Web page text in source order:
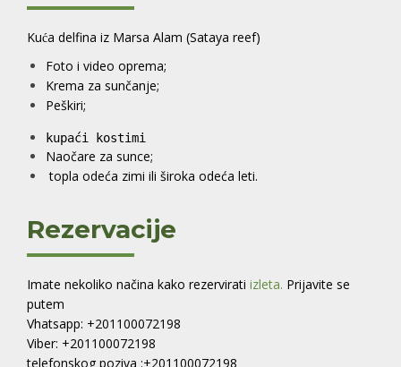
Kuća delfina iz Marsa Alam (Sataya reef)
Foto i video oprema;
Krema za sunčanje;
Peškiri;
kupaći kostimi
Naočare za sunce;
topla odeća zimi ili široka odeća leti.
Rezervacije
Imate nekoliko načina kako rezervirati izleta. Prijavite se
putem
Vhatsapp: +201100072198
Viber: +201100072198
telefonskog poziva :+201100072198